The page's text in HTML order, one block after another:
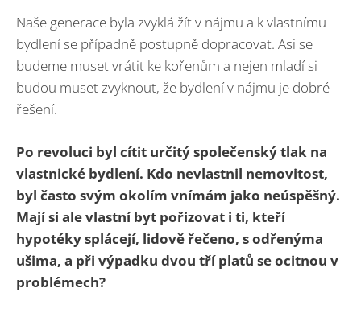
Naše generace byla zvyklá žít v nájmu a k vlastnímu
bydlení se případně postupně dopracovat. Asi se
budeme muset vrátit ke kořenům a nejen mladí si
budou muset zvyknout, že bydlení v nájmu je dobré
řešení.
Po revoluci byl cítit určitý společenský tlak na
vlastnické bydlení. Kdo nevlastnil nemovitost,
byl často svým okolím vnímám jako neúspěšný.
Mají si ale vlastní byt pořizovat i ti, kteří
hypotéky splácejí, lidově řečeno, s odřenýma
ušima, a při výpadku dvou tří platů se ocitnou v
problémech?